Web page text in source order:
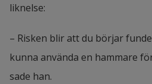
liknelse:
– Risken blir att du börjar
kunna använda en hammare
sade han.